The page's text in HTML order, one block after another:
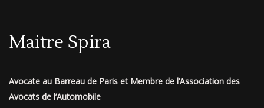
Maitre Spira
Avocate au Barreau de Paris et Membre de l’Association des
Avocats de l’Automobile